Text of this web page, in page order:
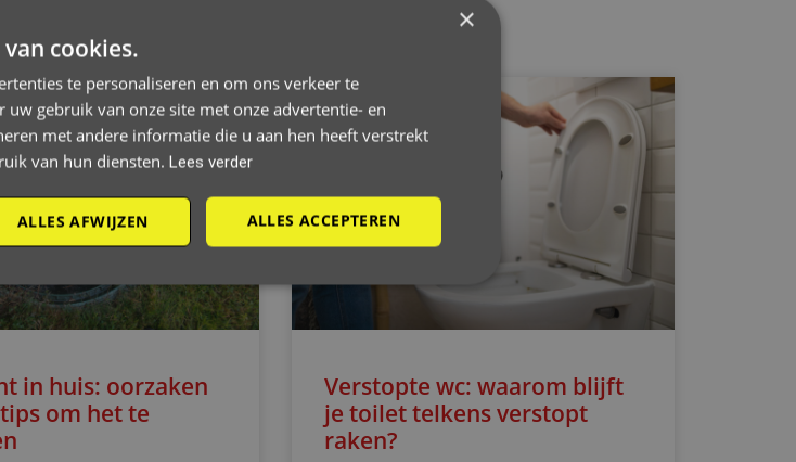
in huis: oorzaken
om het te
Verstopte wc: waarom blijft
je toilet telkens verstopt
raken?
×
cookies.
te personaliseren en om ons verkeer te
gebruik van onze site met onze advertentie- en
met andere informatie die u aan hen heeft verstrekt
van hun diensten. Lees verder
ALLES ACCEPTEREN
ALLES AFWIJZEN